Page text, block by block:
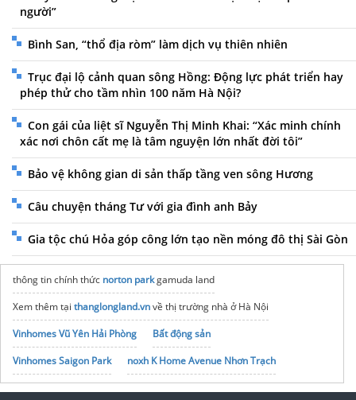
người”
Bình San, “thổ địa ròm” làm dịch vụ thiên nhiên
Trục đại lộ cảnh quan sông Hồng: Động lực phát triển hay
phép thử cho tầm nhìn 100 năm Hà Nội?
Con gái của liệt sĩ Nguyễn Thị Minh Khai: “Xác minh chính
xác nơi chôn cất mẹ là tâm nguyện lớn nhất đời tôi”
Bảo vệ không gian di sản thấp tầng ven sông Hương
Câu chuyện tháng Tư với gia đình anh Bảy
Gia tộc chú Hỏa góp công lớn tạo nền móng đô thị Sài Gòn
thông tin chính thức norton parkgamuda land
Xem thêm tại thanglongland.vnvề thị trường nhà ở Hà Nội
Vinhomes Vũ Yên Hải Phòng
Bất động sản
Vinhomes Saigon Park
noxh K Home Avenue Nhơn Trạch
Tập đoàn Bcons Group
khách sạn gần chợ Đà Lạt